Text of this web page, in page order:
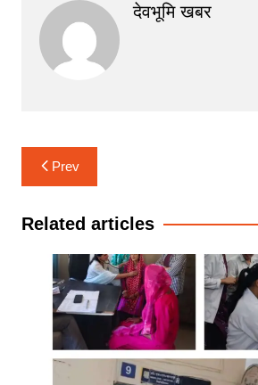
देवभूमि खबर
Post
navigation
Prev
Related articles